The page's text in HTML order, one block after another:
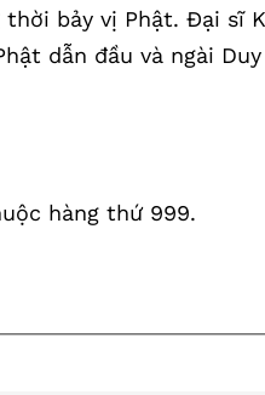
bảy vị Phật. Đại sĩ
dẫn đầu và ngài
hàng thứ 999.